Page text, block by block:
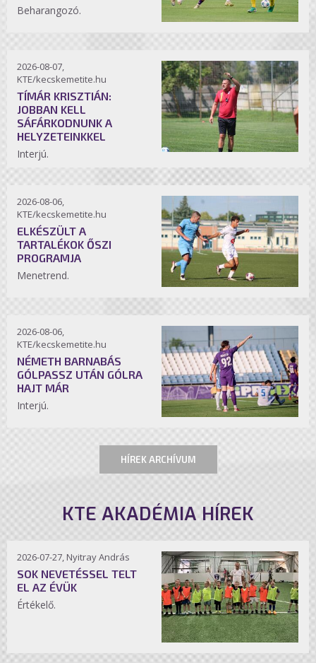
Beharangozó.
2026-08-07,
KTE/kecskemetite.hu
TÍMÁR KRISZTIÁN:
JOBBAN KELL
SÁFÁRKODNUNK A
HELYZETEINKKEL
Interjú.
2026-08-06,
KTE/kecskemetite.hu
ELKÉSZÜLT A
TARTALÉKOK ŐSZI
PROGRAMJA
Menetrend.
2026-08-06,
KTE/kecskemetite.hu
NÉMETH BARNABÁS
GÓLPASSZ UTÁN GÓLRA
HAJT MÁR
Interjú.
HÍREK ARCHÍVUM
KTE AKADÉMIA HÍREK
2026-07-27, Nyitray András
SOK NEVETÉSSEL TELT
EL AZ ÉVÜK
Értékelő.